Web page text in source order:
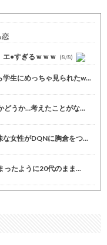
恋
エ●すぎるｗｗｗ (8/8)
学生にめっちゃ見られたw...
どうか…考えたことがな...
女性がDQNに胸倉をつ...
ったように20代のまま...
女性がDQNに胸倉をつ...